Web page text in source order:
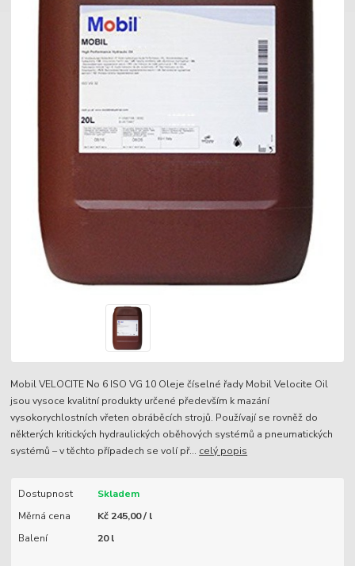
Mobil VELOCITE No 6 ISO VG 10 Oleje číselné řady Mobil Velocite Oil
jsou vysoce kvalitní produkty určené především k mazání
vysokorychlostních vřeten obráběcích strojů. Používají se rovněž do
některých kritických hydraulických oběhových systémů a pneumatických
systémů – v těchto případech se volí př... celý popis
Dostupnost
Skladem
Měrná cena
Kč 245,00 / l
Balení
20 l